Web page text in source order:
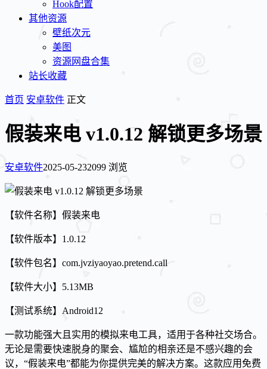
Hook配置
其他资源
壁纸次元
美图
资源网盘合集
站长收藏
首页 安卓软件 正文
假装来电 v1.0.12 解锁更多场景
安卓软件2025-05-232099 浏览
【软件名称】假装来电
【软件版本】1.0.12
【软件包名】com.jvziyaoyao.pretend.call
【软件大小】5.13MB
【测试系统】Android12
一款功能强大且实用的模拟来电工具，适用于各种社交场合。
无论是需要快速脱身的聚会、尴尬的相亲还是不感兴趣的会
议，“假装来电”都能为你提供完美的解决方案。这款应用免费